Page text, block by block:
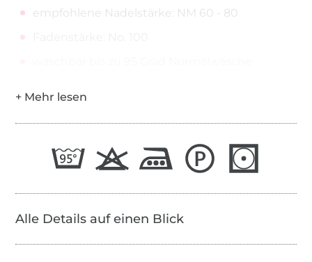
empfohlene Nadelstärke: NM 60 - 80
Alle Details auf einen Blick